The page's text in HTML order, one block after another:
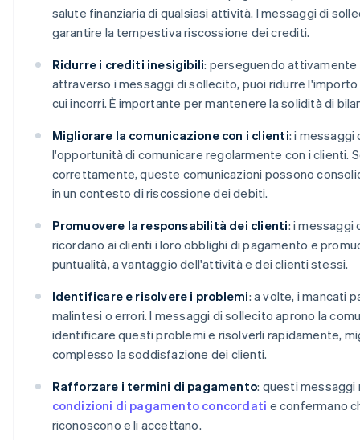
salute finanziaria di qualsiasi attività. I messaggi di
garantire la tempestiva riscossione dei crediti.
Ridurre i crediti inesigibili: perseguendo
attraverso i messaggi di sollecito, puoi ridurre
cui incorri. È importante per mantenere la solidità di
Migliorare la comunicazione con i clienti: i
l'opportunità di comunicare regolarmente con i clienti.
correttamente, queste comunicazioni possono
in un contesto di riscossione dei debiti.
Promuovere la responsabilità dei clienti: i messaggi
ricordano ai clienti i loro obblighi di pagamento e
puntualità, a vantaggio dell'attività e dei clienti stessi.
Identificare e risolvere i problemi: a volte, i mancati
malintesi o errori. I messaggi di sollecito aprono la
identificare questi problemi e risolverli rapidamente,
complesso la soddisfazione dei clienti.
Rafforzare i termini di pagamento: questi
condizioni di pagamento concordati e confermano
riconoscono e li accettano.